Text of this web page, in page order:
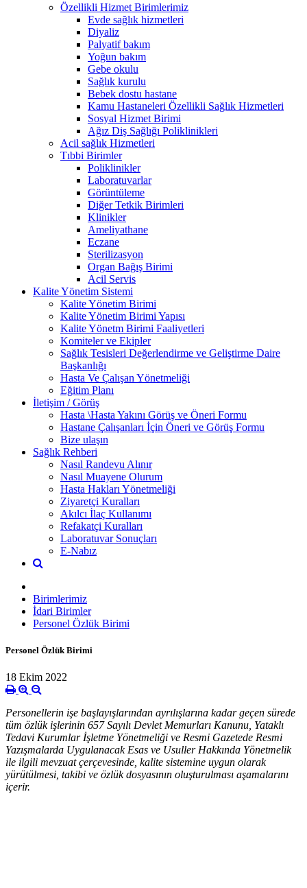
Özellikli Hizmet Birimlerimiz
Evde sağlık hizmetleri
Diyaliz
Palyatif bakım
Yoğun bakım
Gebe okulu
Sağlık kurulu
Bebek dostu hastane
Kamu Hastaneleri Özellikli Sağlık Hizmetleri
Sosyal Hizmet Birimi
Ağız Diş Sağlığı Poliklinikleri
Acil sağlık Hizmetleri
Tıbbi Birimler
Poliklinikler
Laboratuvarlar
Görüntüleme
Diğer Tetkik Birimleri
Klinikler
Ameliyathane
Eczane
Sterilizasyon
Organ Bağış Birimi
Acil Servis
Kalite Yönetim Sistemi
Kalite Yönetim Birimi
Kalite Yönetim Birimi Yapısı
Kalite Yönetm Birimi Faaliyetleri
Komiteler ve Ekipler
Sağlık Tesisleri Değerlendirme ve Geliştirme Daire
Başkanlığı
Hasta Ve Çalışan Yönetmeliği
Eğitim Planı
İletişim / Görüş
Hasta \Hasta Yakını Görüş ve Öneri Formu
Hastane Çalışanları İçin Öneri ve Görüş Formu
Bize ulaşın
Sağlık Rehberi
Nasıl Randevu Alınır
Nasıl Muayene Olurum
Hasta Hakları Yönetmeliği
Ziyaretçi Kuralları
Akılcı İlaç Kullanımı
Refakatçi Kuralları
Laboratuvar Sonuçları
E-Nabız
Birimlerimiz
İdari Birimler
Personel Özlük Birimi
Personel Özlük Birimi
18 Ekim 2022
Personellerin işe başlayışlarından ayrılışlarına kadar geçen sürede
tüm özlük işlerinin 657 Sayılı Devlet Memurları Kanunu, Yataklı
Tedavi Kurumlar İşletme Yönetmeliği ve Resmi Gazetede Resmi
Yazışmalarda Uygulanacak Esas ve Usuller Hakkında Yönetmelik
ile ilgili mevzuat çerçevesinde, kalite sistemine uygun olarak
yürütülmesi, takibi ve özlük dosyasının oluşturulması aşamalarını
içerir.